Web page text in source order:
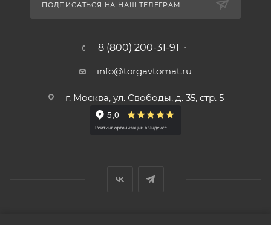
ПОДПИСАТЬСЯ НА НАШ ТЕЛЕГРАМ
8 (800) 200-31-91
info@torgavtomat.ru
г. Москва, ул. Свободы, д. 35, стр. 5